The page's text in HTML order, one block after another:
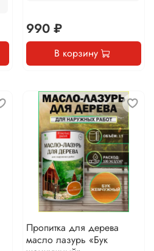
990 ₽
В корзину
Пропитка для дерева
масло лазурь «Бук